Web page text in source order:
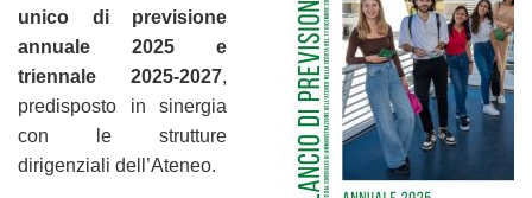
unico di previsione
annuale 2025 e
triennale 2025-2027,
predisposto in sinergia
con le strutture
dirigenziali dell’Ateneo.